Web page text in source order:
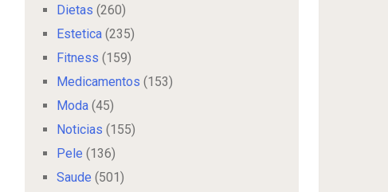
Dietas (260)
Estetica (235)
Fitness (159)
Medicamentos (153)
Moda (45)
Noticias (155)
Pele (136)
Saude (501)